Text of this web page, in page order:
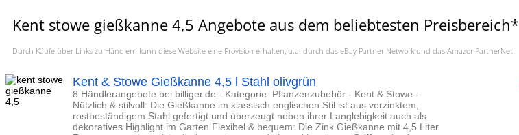
Kent stowe gießkanne 4,5 Angebote aus dem beliebtesten Preisbereich*
Durch Käufe über Links zu Händlern kann diese Website eine Provision erhalten, u.a. durch das eBay Partner Network und das AmazonPartnerNet
Kent & Stowe Gießkanne 4,5 l Stahl olivgrün
8 Händlerangebote bei billiger.de - Kategorie: Pflanzenzubehör - Kent & Stowe -
Nützlich & stilvoll: Die Gießkanne im klassisch englischen Stil ist aus verzinktem,
rostbeständigem Stahl gefertigt und überzeugt neben ihrer Langlebigkeit auch als
dekoratives Highlight im Garten Flexibel & bequem: Die Zink Gießkanne mit 4,5 Liter